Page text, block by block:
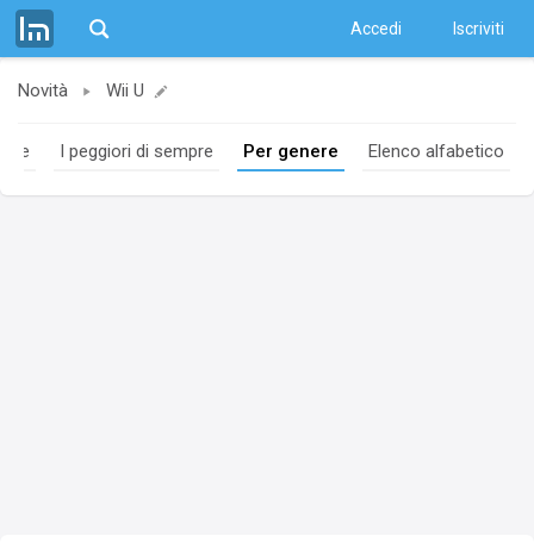
Accedi Iscriviti
Novità Wii U
I peggiori di sempre Per genere Elenco alfabetico